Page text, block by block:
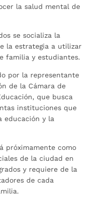
la salud mental de
se socializa la
la estrategia a utilizar
familia y estudiantes.
por la representante
de la Cámara de
que busca
instituciones que
educación y la
próximamente como
de la ciudad en
y requiere de la
de cada